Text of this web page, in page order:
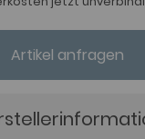
Artikel anfragen